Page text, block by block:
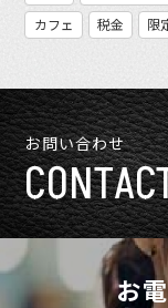
カフェ
税金 限
お問い合わせ
お